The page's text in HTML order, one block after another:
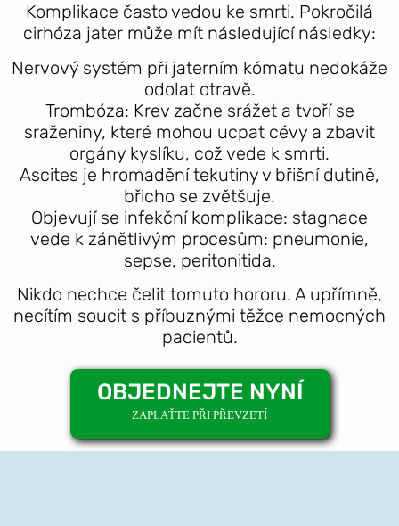
Komplikace často vedou ke smrti. Pokročilá
cirhóza jater může mít následující následky:
Nervový systém při jaterním kómatu nedokáže
odolat otravě.
Trombóza: Krev začne srážet a tvoří se
sraženiny, které mohou ucpat cévy a zbavit
orgány kyslíku, což vede k smrti.
Ascites je hromadění tekutiny v břišní dutině,
břicho se zvětšuje.
Objevují se infekční komplikace: stagnace
vede k zánětlivým procesům: pneumonie,
sepse, peritonitida.
Nikdo nechce čelit tomuto hororu. A upřímně,
necítím soucit s příbuznými těžce nemocných
pacientů.
OBJEDNEJTE NYNÍ
ZAPLAŤTE PŘI PŘEVZETÍ